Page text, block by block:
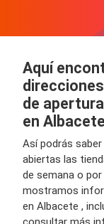
Aquí
de
en Albacete
Así podrás
abiertas las
de semana o
mostramos
en Albacete ,